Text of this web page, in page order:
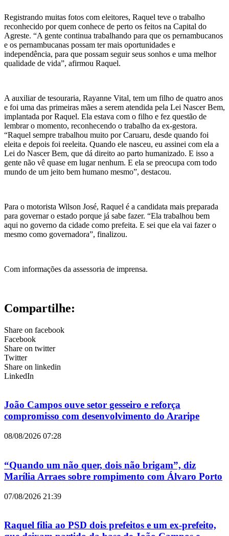
Registrando muitas fotos com eleitores, Raquel teve o trabalho
reconhecido por quem conhece de perto os feitos na Capital do
Agreste. “A gente continua trabalhando para que os pernambucanos
e os pernambucanas possam ter mais oportunidades e
independência, para que possam seguir seus sonhos e uma melhor
qualidade de vida”, afirmou Raquel.
A auxiliar de tesouraria, Rayanne Vital, tem um filho de quatro anos
e foi uma das primeiras mães a serem atendida pela Lei Nascer Bem,
implantada por Raquel. Ela estava com o filho e fez questão de
lembrar o momento, reconhecendo o trabalho da ex-gestora.
“Raquel sempre trabalhou muito por Caruaru, desde quando foi
eleita e depois foi reeleita. Quando ele nasceu, eu assinei com ela a
Lei do Nascer Bem, que dá direito ao parto humanizado. E isso a
gente não vê quase em lugar nenhum. E ela se preocupa com todo
mundo de um jeito bem humano mesmo”, destacou.
Para o motorista Wilson José, Raquel é a candidata mais preparada
para governar o estado porque já sabe fazer. “Ela trabalhou bem
aqui no governo da cidade como prefeita. E sei que ela vai fazer o
mesmo como governadora”, finalizou.
Com informações da assessoria de imprensa.
Compartilhe:
Share on facebook
Facebook
Share on twitter
Twitter
Share on linkedin
LinkedIn
João Campos ouve setor gesseiro e reforça
compromisso com desenvolvimento do Araripe
08/08/2026 07:28
“Quando um não quer, dois não brigam”, diz
Marília Arraes sobre rompimento com Álvaro Porto
07/08/2026 21:39
Raquel filia ao PSD dois prefeitos e um ex-prefeito,